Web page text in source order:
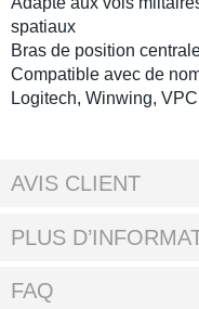
spatiaux
Bras de position
Compatible avec de
Logitech, Winwing, VPC
AVIS CLIENT
PLUS
FAQ